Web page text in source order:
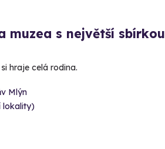
muzea s největší sbírkou
hraje celá rodina.
Mlýn
lokality)